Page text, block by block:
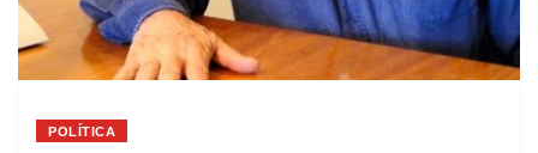
POLÍTICA